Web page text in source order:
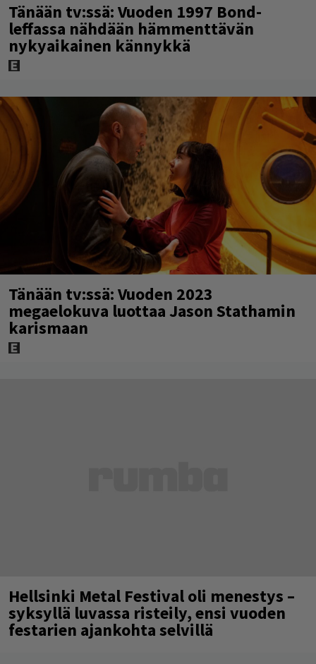
Tänään tv:ssä: Vuoden 1997 Bond-
leffassa nähdään hämmenttävän
nykyaikainen kännykkä
Tänään tv:ssä: Vuoden 2023
megaelokuva luottaa Jason Stathamin
karismaan
Hellsinki Metal Festival oli menestys –
syksyllä luvassa risteily, ensi vuoden
festarien ajankohta selvillä